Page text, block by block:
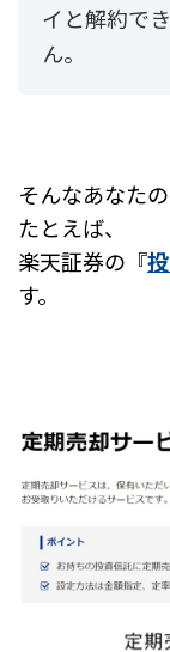
イと解約で
ん。
そんなあなたの
たとえば、
楽天証券の『
す。